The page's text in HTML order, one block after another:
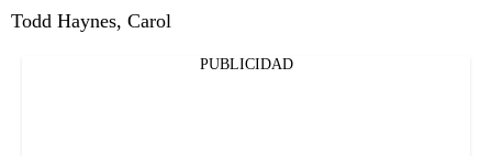
Todd Haynes, Carol
PUBLICIDAD